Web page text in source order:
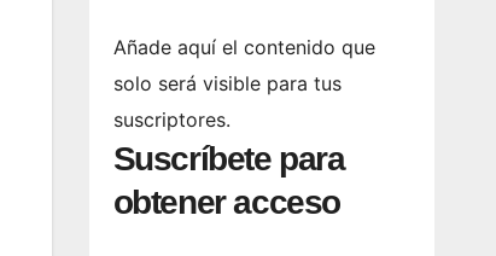
Añade aquí el contenido que
solo será visible para tus
suscriptores.
Suscríbete para
obtener acceso